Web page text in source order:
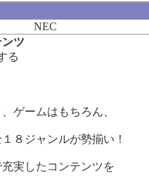
NEC
ツ
る
ゲームはもちろん、
８ジャンルが勢揃い！
実したコンテンツを